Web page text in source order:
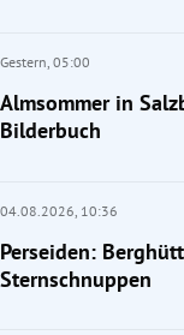
Gestern, 05:00
Almsommer in
Bilderbuch
04.08.2026, 10:36
Perseiden:
Sternschnuppen